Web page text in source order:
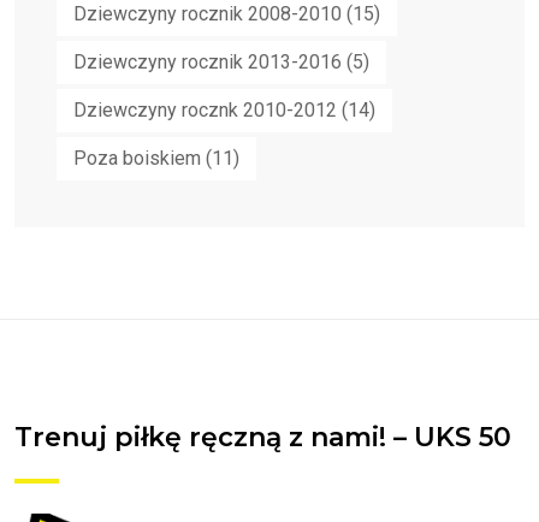
Dziewczyny rocznik 2008-2010 (15)
Dziewczyny rocznik 2013-2016 (5)
Dziewczyny rocznk 2010-2012 (14)
Poza boiskiem (11)
Trenuj piłkę ręczną z nami! – UKS 50